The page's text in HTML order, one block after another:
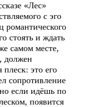
«Лес»
с эго
романтического
стоять и ждать
самом месте,
должен
плеск: это его
сопротивление
если идёшь по
появится